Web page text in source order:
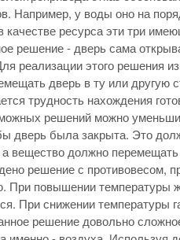
Например, у воды оно на
качестве ресурса эти три
решение - дверь сама
реализации этого решения
дверь в ту или другую
трудность нахождения
решений можно
дверь была закрыта. Это
вещество должно
решение с противовесом,
При повышении температуры
При снижении температуры
решение довольно